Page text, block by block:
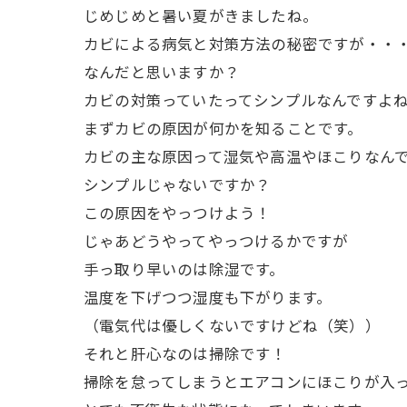
じめじめと暑い夏がきましたね。
カビによる病気と対策方法の秘密ですが・・
なんだと思いますか？
カビの対策っていたってシンプルなんですよね
まずカビの原因が何かを知ることです。
カビの主な原因って湿気や高温やほこりなん
シンプルじゃないですか？
この原因をやっつけよう！
じゃあどうやってやっつけるかですが
手っ取り早いのは除湿です。
温度を下げつつ湿度も下がります。
（電気代は優しくないですけどね（笑））
それと肝心なのは掃除です！
掃除を怠ってしまうとエアコンにほこりが入